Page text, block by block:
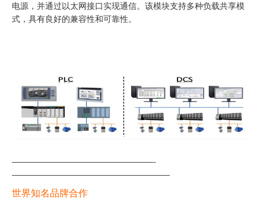
电源，并通过以太网接口实现通信。该模块支持多种负载共享模
式，具有良好的兼容性和可靠性。
—————————————————-
———————————————————
世界知名品牌合作